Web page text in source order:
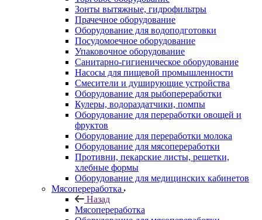
Зонты вытяжные, гидрофильтры
Прачечное оборудование
Оборудование для водоподготовки
Посудомоечное оборудование
Упаковочное оборудование
Санитарно-гигиеническое оборудование
Насосы для пищевой промышленности
Смесители и душирующие устройства
Оборудование для рыбопереработки
Кулеры, водораздатчики, помпы
Оборудование для переработки овощей и
фруктов
Оборудование для переработки молока
Оборудование для мясопереработки
Противни, пекарские листы, решетки,
хлебные формы
Оборудование для медицинских кабинетов
Мясопереработка
Назад
Мясопереработка